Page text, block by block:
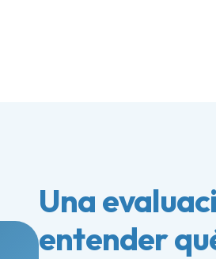
Una
entender